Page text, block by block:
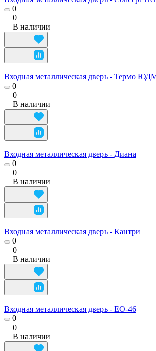
0
0
В наличии
Входная металлическая дверь - Термо
0
0
В наличии
Входная металлическая дверь - Диана
0
0
В наличии
Входная металлическая дверь - Кантри
0
0
В наличии
Входная металлическая дверь - EO-46
0
0
В наличии